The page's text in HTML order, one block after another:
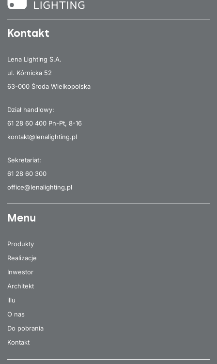
Kontakt
Lena Lighting S.A.
ul. Kórnicka 52
63-000 Środa Wielkopolska
Dział handlowy:
61 28 60 400 Pn-Pt, 8-16
kontakt@lenalighting.pl
Sekretariat:
61 28 60 300
office@lenalighting.pl
Menu
Produkty
Realizacje
Inwestor
Architekt
illu
O nas
Do pobrania
Kontakt